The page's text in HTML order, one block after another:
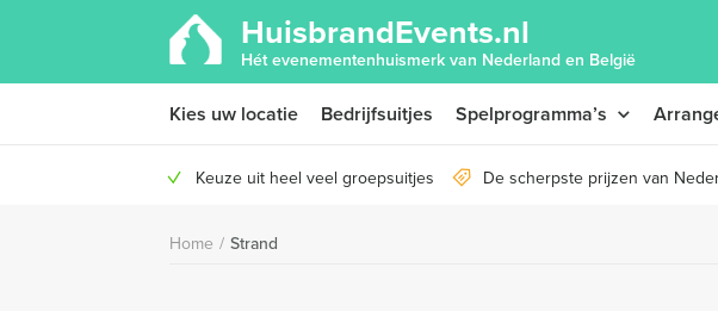
HuisbrandEvents.nl
Hét evenementenhuismerk van Nederland en België
Kies uw locatie Bedrijfsuitjes Spelprogramma’s
Keuze uit heel veel groepsuitjes De scherpste prijzen van
Home / Strand